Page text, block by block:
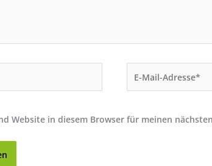
Mail-
Website in diesem Browser für meinen